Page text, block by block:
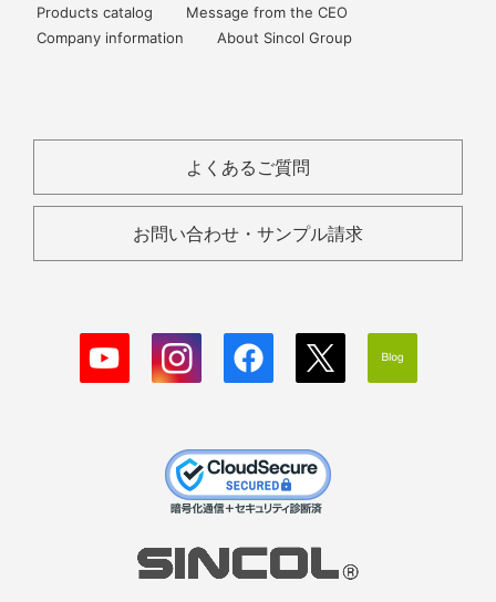
Products catalog
Message from the CEO
Company information
About Sincol Group
よくあるご質問
お問い合わせ・サンプル請求